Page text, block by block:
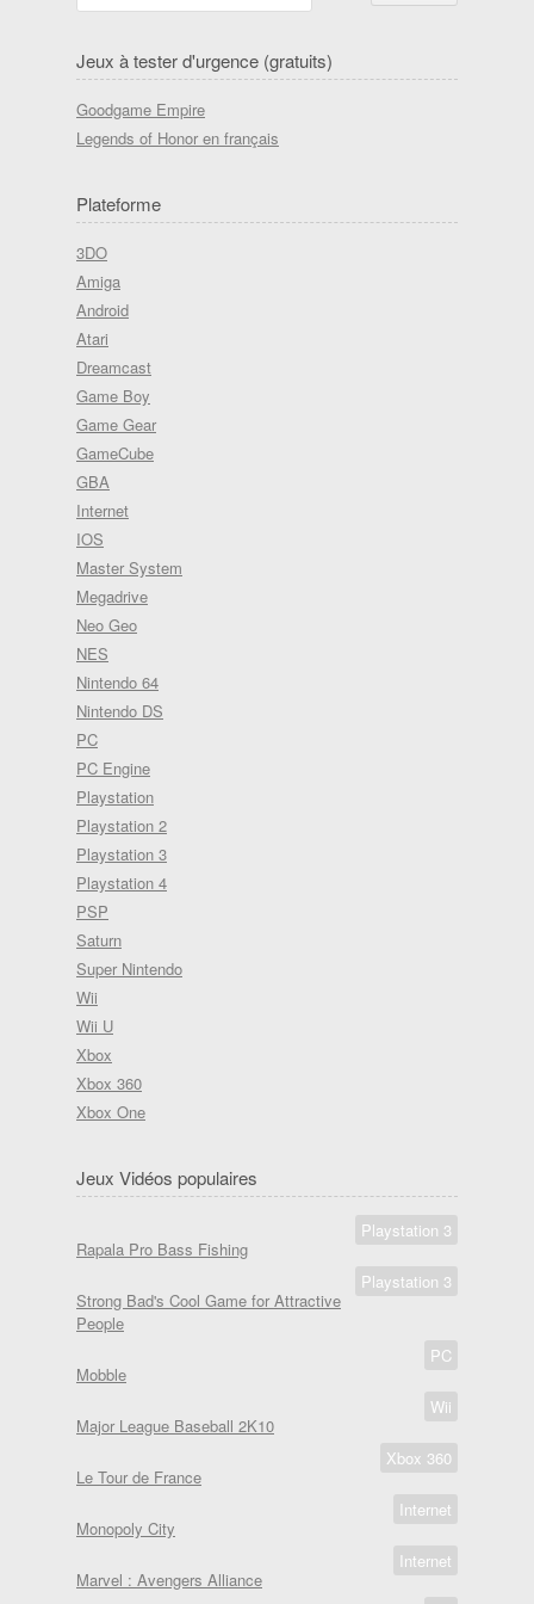
Jeux à tester d'urgence (gratuits)
Goodgame Empire
Legends of Honor en français
Plateforme
3DO
Amiga
Android
Atari
Dreamcast
Game Boy
Game Gear
GameCube
GBA
Internet
IOS
Master System
Megadrive
Neo Geo
NES
Nintendo 64
Nintendo DS
PC
PC Engine
Playstation
Playstation 2
Playstation 3
Playstation 4
PSP
Saturn
Super Nintendo
Wii
Wii U
Xbox
Xbox 360
Xbox One
Jeux Vidéos populaires
Playstation 3
Rapala Pro Bass Fishing
Playstation 3
Strong Bad's Cool Game for Attractive
People
PC
Mobble
Wii
Major League Baseball 2K10
Xbox 360
Le Tour de France
Internet
Monopoly City
Internet
Marvel : Avengers Alliance